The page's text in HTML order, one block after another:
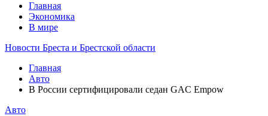
Главная
Экономика
В мире
Новости Бреста и Брестской области
Главная
Авто
В России сертифицировали седан GAC Empow
Авто